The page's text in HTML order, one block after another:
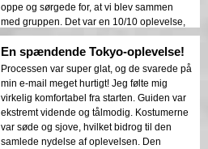
oppe og sørgede for, at vi blev sammen
med gruppen. Det var en 10/10 oplevelse,
og jeg ville helt sikkert gøre det igen!
En spændende Tokyo-oplevelse!
Processen var super glat, og de svarede på
min e-mail meget hurtigt! Jeg følte mig
virkelig komfortabel fra starten. Guiden var
ekstremt vidende og tålmodig. Kostumerne
var søde og sjove, hvilket bidrog til den
samlede nydelse af oplevelsen. Den